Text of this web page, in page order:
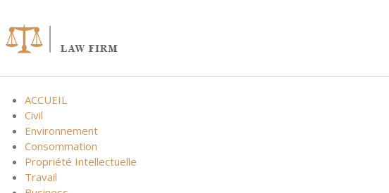
content
ACCUEIL
Civil
Environnement
Consommation
Propriété Intellectuelle
Travail